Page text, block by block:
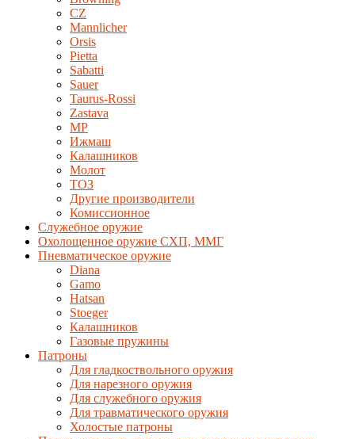
CZ
Mannlicher
Orsis
Pietta
Sabatti
Sauer
Taurus-Rossi
Zastava
MP
Ижмаш
Калашников
Молот
ТОЗ
Другие производители
Комиссионное
Служебное оружие
Охолощенное оружие СХП, ММГ
Пневматическое оружие
Diana
Gamo
Hatsan
Stoeger
Калашников
Газовые пружины
Патроны
Для гладкоствольного оружия
Для нарезного оружия
Для служебного оружия
Для травматического оружия
Холостые патроны